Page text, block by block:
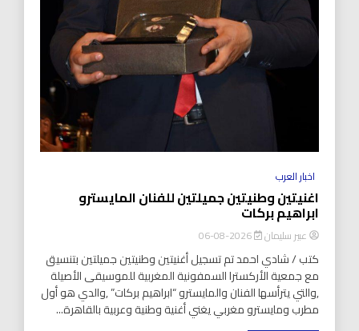
اخبار العرب
اغنيتين وطنيتين جميلتين للفنان المايسترو
ابراهيم بركات
عبير سليمان 2026-08-06
كتب / شادي احمد تم تسجيل أغنيتين وطنيتين جميلتين بتنسيق
مع جمعية الأركسترا السمفونية المغربية للموسيقى الأصيلة
,والتي يترأسها الفنان والمايسترو “ابراهيم بركات” ,والدي هو أول
مطرب ومايسترو مغربي يغني أغنية وطنية وعربية بالقاهرة...